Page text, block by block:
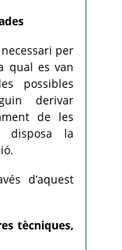
per
qual es van
possibles
derivar
de les
disposa la
d’aquest
tècniques,